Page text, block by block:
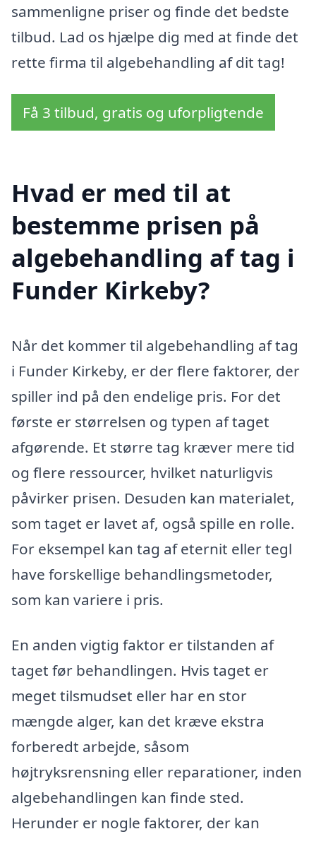
sammenligne priser og finde det bedste
tilbud. Lad os hjælpe dig med at finde det
rette firma til algebehandling af dit tag!
Få 3 tilbud, gratis og uforpligtende
Hvad er med til at
bestemme prisen på
algebehandling af tag i
Funder Kirkeby?
Når det kommer til algebehandling af tag
i Funder Kirkeby, er der flere faktorer, der
spiller ind på den endelige pris. For det
første er størrelsen og typen af taget
afgørende. Et større tag kræver mere tid
og flere ressourcer, hvilket naturligvis
påvirker prisen. Desuden kan materialet,
som taget er lavet af, også spille en rolle.
For eksempel kan tag af eternit eller tegl
have forskellige behandlingsmetoder,
som kan variere i pris.
En anden vigtig faktor er tilstanden af
taget før behandlingen. Hvis taget er
meget tilsmudset eller har en stor
mængde alger, kan det kræve ekstra
forberedt arbejde, såsom
højtryksrensning eller reparationer, inden
algebehandlingen kan finde sted.
Herunder er nogle faktorer, der kan